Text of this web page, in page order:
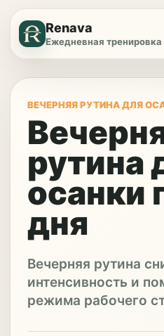
Renava
Ежедневная тренировка
ВЕЧЕРНЯЯ РУТИНА ДЛЯ
рутина
осанки
дня
Вечерняя рутина
интенсивность и
режима рабочего